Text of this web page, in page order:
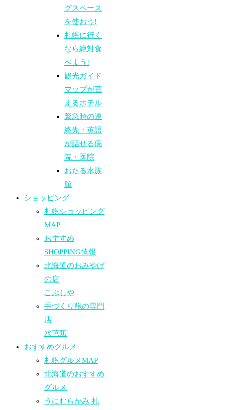
グスペース
を使おう!
札幌に行く
なら絶対食
べよう!
観光ガイド
マップが貰
えるホテル
緊急時の連
絡先・英語
が話せる病
院・医院
おたる水族
館
ショッピング
札幌ショッピング
MAP
おすすめ
SHOPPING情報
北海道のおみやげ
の店
こぶしや
手づくり鞄の専門
店
水芭蕉
おすすめグルメ
札幌グルメMAP
北海道のおすすめ
グルメ
うにむらかみ 札